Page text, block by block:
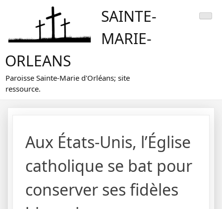
SAINTE-
MARIE-
ORLEANS
Paroisse Sainte-Marie d'Orléans; site
ressource.
Aux États-Unis, l’Église
catholique se bat pour
conserver ses fidèles